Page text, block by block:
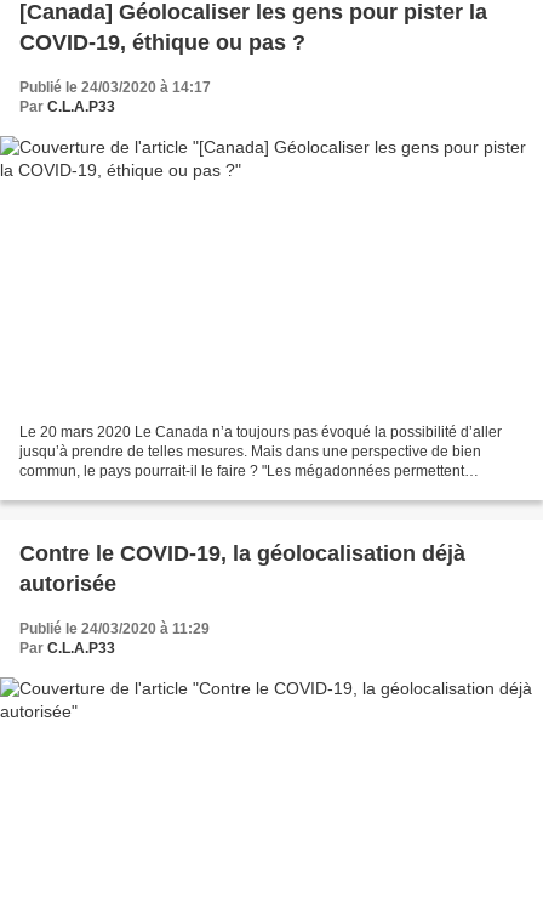
[Canada] Géolocaliser les gens pour pister la
COVID-19, éthique ou pas ?
Publié le 24/03/2020 à 14:17
Par C.L.A.P33
Le 20 mars 2020 Le Canada n’a toujours pas évoqué la possibilité d’aller
jusqu’à prendre de telles mesures. Mais dans une perspective de bien
commun, le pays pourrait-il le faire ? "Les mégadonnées permettent
Contre le COVID-19, la géolocalisation déjà
autorisée
Publié le 24/03/2020 à 11:29
Par C.L.A.P33